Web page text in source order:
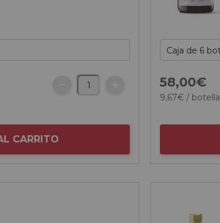
CARRITO
58,00€
9,67€ / botella